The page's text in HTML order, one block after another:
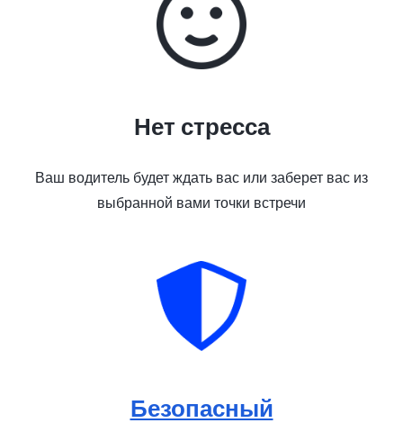
Нет стресса
Ваш водитель будет ждать вас или заберет вас из
выбранной вами точки встречи
Безопасный